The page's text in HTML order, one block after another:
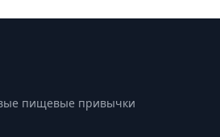
пищевые привычки